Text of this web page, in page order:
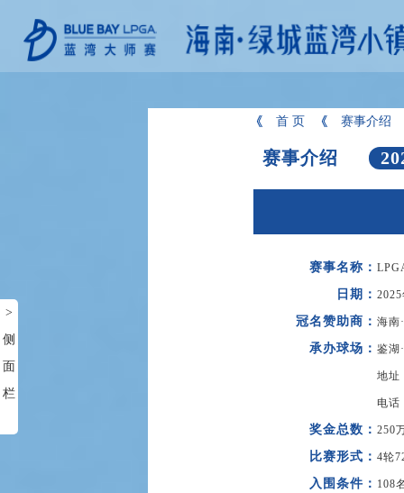
首 页 赛事介绍
赛事介绍
赛事名称：
日期：
冠名赞助商 ： 海南
承办球场 ： 鉴湖
地址
电话
奖金总数 ： 250
比赛形式 ： 4轮
入围条件 ： 108
>
侧
面
栏